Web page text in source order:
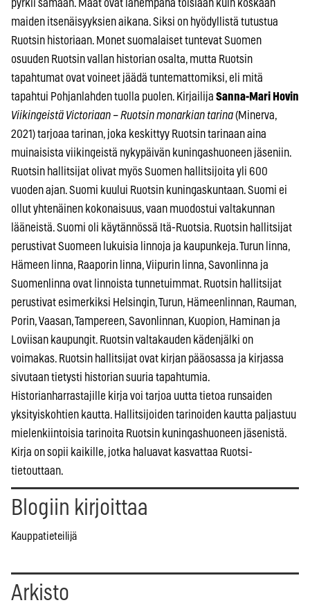
pyrkii samaan. Maat ovat lähempänä toisiaan kuin koskaan
maiden itsenäisyyksien aikana. Siksi on hyödyllistä tutustua
Ruotsin historiaan. Monet suomalaiset tuntevat Suomen
osuuden Ruotsin vallan historian osalta, mutta Ruotsin
tapahtumat ovat voineet jäädä tuntemattomiksi, eli mitä
tapahtui Pohjanlahden tuolla puolen. Kirjailija Sanna-Mari Hovin
Viikingeistä Victoriaan – Ruotsin monarkian tarina(Minerva,
2021) tarjoaa tarinan, joka keskittyy Ruotsin tarinaan aina
muinaisista viikingeistä nykypäivän kuningashuoneen jäseniin.
Ruotsin hallitsijat olivat myös Suomen hallitsijoita yli 600
vuoden ajan. Suomi kuului Ruotsin kuningaskuntaan. Suomi ei
ollut yhtenäinen kokonaisuus, vaan muodostui valtakunnan
lääneistä. Suomi oli käytännössä Itä-Ruotsia. Ruotsin hallitsijat
perustivat Suomeen lukuisia linnoja ja kaupunkeja. Turun linna,
Hämeen linna, Raaporin linna, Viipurin linna, Savonlinna ja
Suomenlinna ovat linnoista tunnetuimmat. Ruotsin hallitsijat
perustivat esimerkiksi Helsingin, Turun, Hämeenlinnan, Rauman,
Porin, Vaasan, Tampereen, Savonlinnan, Kuopion, Haminan ja
Loviisan kaupungit. Ruotsin valtakauden kädenjälki on
voimakas. Ruotsin hallitsijat ovat kirjan pääosassa ja kirjassa
sivutaan tietysti historian suuria tapahtumia.
Historianharrastajille kirja voi tarjoa uutta tietoa runsaiden
yksityiskohtien kautta. Hallitsijoiden tarinoiden kautta paljastuu
mielenkiintoisia tarinoita Ruotsin kuningashuoneen jäsenistä.
Kirja on sopii kaikille, jotka haluavat kasvattaa Ruotsi-
tietouttaan.
Blogiin kirjoittaa
Kauppatieteilijä
Arkisto